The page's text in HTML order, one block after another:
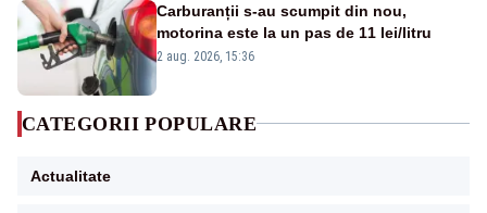
Carburanții s-au scumpit din nou,
motorina este la un pas de 11 lei/litru
2 aug. 2026, 15:36
CATEGORII POPULARE
Actualitate